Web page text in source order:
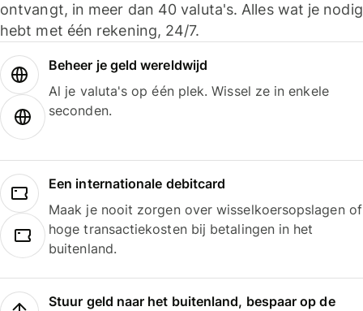
ontvangt, in meer dan 40 valuta's. Alles wat je nodig
hebt met één rekening, 24/7.
Beheer je geld wereldwijd
Al je valuta's op één plek. Wissel ze in enkele
seconden.
Een internationale debitcard
Maak je nooit zorgen over wisselkoersopslagen of
hoge transactiekosten bij betalingen in het
buitenland.
Stuur geld naar het buitenland, bespaar op de